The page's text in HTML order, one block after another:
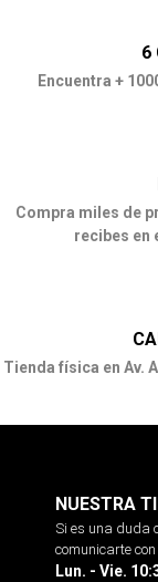
6
Encuentra +
Compra miles de
recibes en
Tienda física en Av.
NUESTRA
Si es una duda
comunicarte
Lun. - Vie.